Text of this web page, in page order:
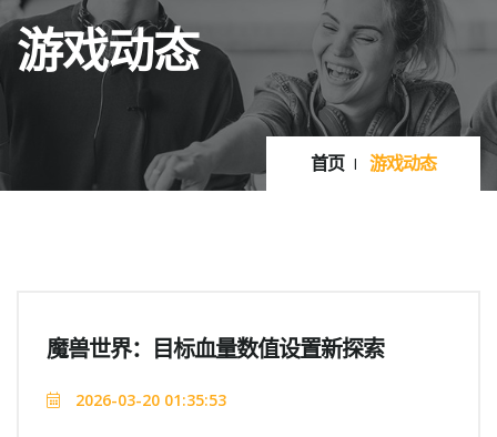
游戏动态
首页 游戏动态
魔兽世界：目标血量数值设置新探索
2026-03-20 01:35:53